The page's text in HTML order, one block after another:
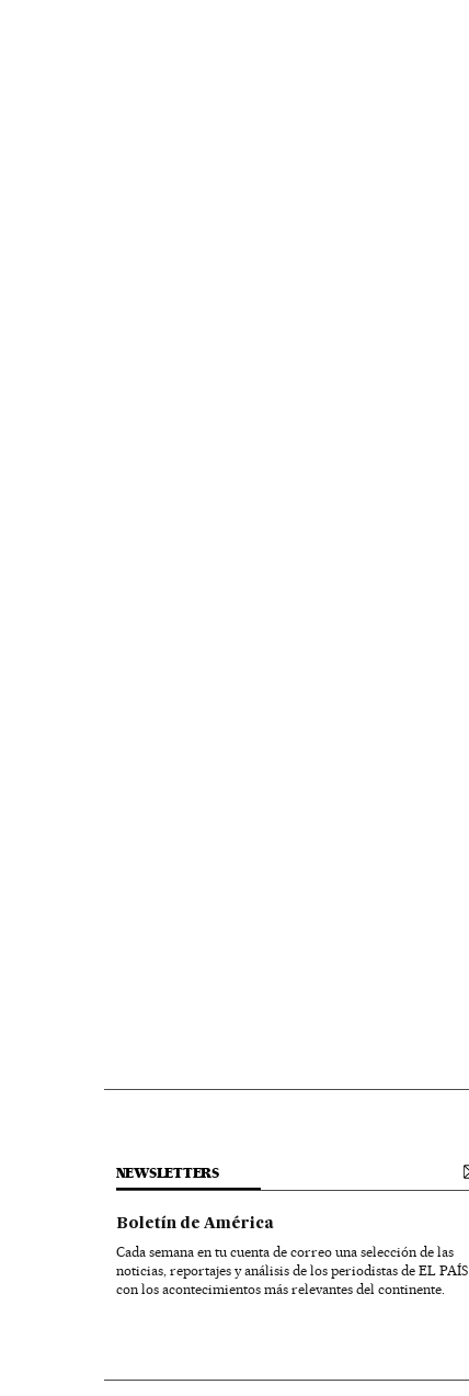
NEWSLETTERS
Boletín de América
Cada semana en tu cuenta de correo una selección de las
noticias, reportajes y análisis de los periodistas de EL PAÍS
con los acontecimientos más relevantes del continente.